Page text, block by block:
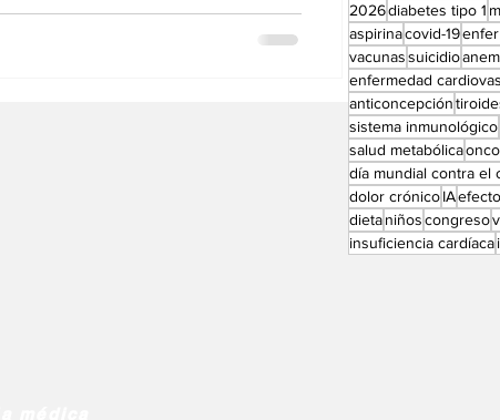
2026diabetes tipo 1
aspirinacovid-19
vacunassuicidio
enfermedad
anticoncepción
sistema inmunológico
salud metabólica
día mundial contra el
dolor crónicoIA
dietaniñoscongreso
insuficiencia cardíaca